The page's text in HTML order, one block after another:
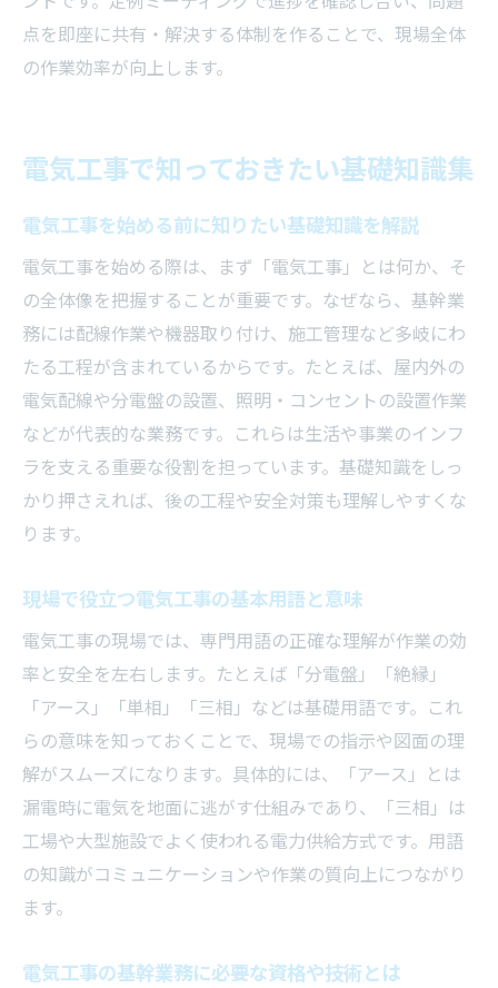
点を即座に共有・解決する体制を作ることで、現場全体
の作業効率が向上します。
電気工事で知っておきたい基礎知識集
電気工事を始める前に知りたい基礎知識を解説
電気工事を始める際は、まず「電気工事」とは何か、そ
の全体像を把握することが重要です。なぜなら、基幹業
務には配線作業や機器取り付け、施工管理など多岐にわ
たる工程が含まれているからです。たとえば、屋内外の
電気配線や分電盤の設置、照明・コンセントの設置作業
などが代表的な業務です。これらは生活や事業のインフ
ラを支える重要な役割を担っています。基礎知識をしっ
かり押さえれば、後の工程や安全対策も理解しやすくな
ります。
現場で役立つ電気工事の基本用語と意味
電気工事の現場では、専門用語の正確な理解が作業の効
率と安全を左右します。たとえば「分電盤」「絶縁」
「アース」「単相」「三相」などは基礎用語です。これ
らの意味を知っておくことで、現場での指示や図面の理
解がスムーズになります。具体的には、「アース」とは
漏電時に電気を地面に逃がす仕組みであり、「三相」は
工場や大型施設でよく使われる電力供給方式です。用語
の知識がコミュニケーションや作業の質向上につながり
ます。
電気工事の基幹業務に必要な資格や技術とは